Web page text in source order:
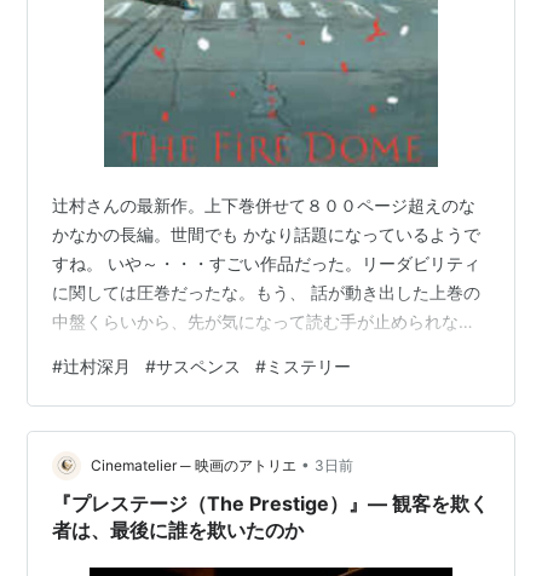
辻村さんの最新作。上下巻併せて８００ページ超えのな
かなかの長編。世間でも かなり話題になっているようで
すね。 いや～・・・すごい作品だった。リーダビリティ
に関しては圧巻だったな。もう、 話が動き出した上巻の
中盤くらいから、先が気になって読む手が止められなか
も。さすがでしたね。 ほぼ発売日に順番予約しておいた
ので、上下巻ほぼ日を開けずに回って来て、 一気読み出
来て良かったです。上巻のあのラストの引きのところ
で、下巻回って 来るのに時間かかったら、半殺し状態だ
よ～＾＾；； いろんな要素が詰まった作品です。出て来
る登場人物もそれなりに多いのですが、 …
#辻村深月 #サスペンス #ミステリー
Cinematelier ─ 映画のアトリエ • 3日前
『プレステージ（The Prestige）』― 観客を欺く
者は、最後に誰を欺いたのか